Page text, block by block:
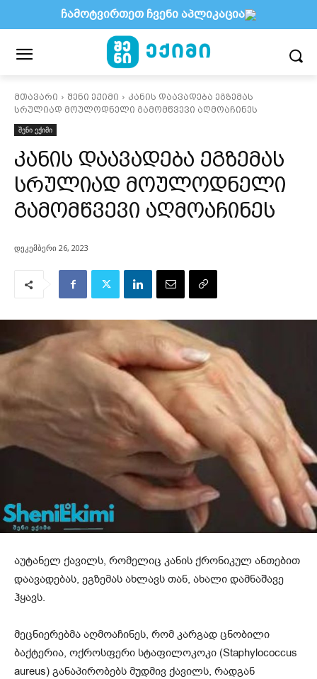
მთავარი შენი ექიმი
კანის დაავადება ეგზემას
სრულიად მოულოდნელი გამომწვევი აღმოაჩინეს
შენი ექიმი
კანის დაავადება ეგზემას
სრულიად მოულოდნელი
გამომწვევი აღმოაჩინეს
დეკემბერი 26, 2023
აუტანელ ქავილს, რომელიც კანის ქრონიკულ ანთებით
დაავადებას, ეგზემას ახლავს თან, ახალი დამნაშავე
ჰყავს.
მეცნიერებმა აღმოაჩინეს, რომ კარგად ცნობილი
ბაქტერია, ოქროსფერი სტაფილოკოკი (Staphylococcus
aureus) განაპირობებს მუდმივ ქავილს, რადგან
ჩამოტვირთეთ ჩვენი აპლიკაცია